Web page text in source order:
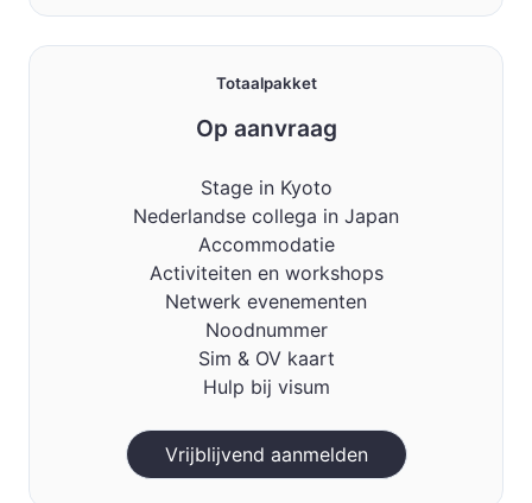
Totaalpakket
Op aanvraag
Stage in Kyoto
Nederlandse collega in Japan
Accommodatie
Activiteiten en workshops
Netwerk evenementen
Noodnummer
Sim & OV kaart
Hulp bij visum
Vrijblijvend aanmelden